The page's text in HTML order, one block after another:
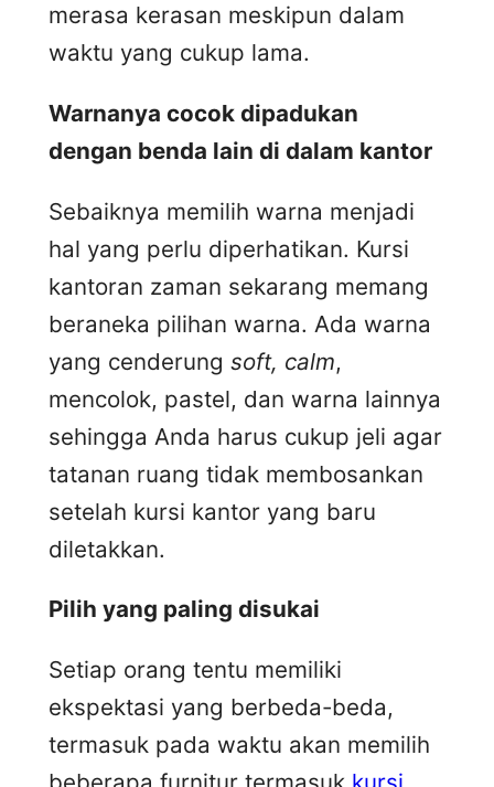
merasa kerasan meskipun dalam
waktu yang cukup lama.
Warnanya cocok dipadukan
dengan benda lain di dalam kantor
Sebaiknya memilih warna menjadi
hal yang perlu diperhatikan. Kursi
kantoran zaman sekarang memang
beraneka pilihan warna. Ada warna
yang cenderung soft, calm,
mencolok, pastel, dan warna lainnya
sehingga Anda harus cukup jeli agar
tatanan ruang tidak membosankan
setelah kursi kantor yang baru
diletakkan.
Pilih yang paling disukai
Setiap orang tentu memiliki
ekspektasi yang berbeda-beda,
termasuk pada waktu akan memilih